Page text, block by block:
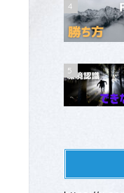
4
5